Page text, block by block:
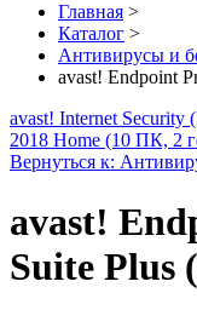
Главная >
Каталог >
Антивирусы и
avast! Endpoint
avast! Internet Security
2018 Home (10 ПК, 2
Вернуться к:
avast!
Suite Plus